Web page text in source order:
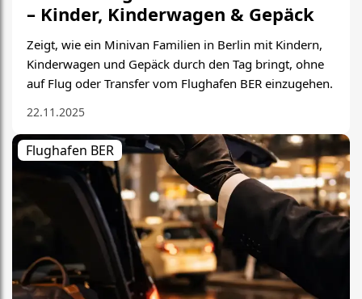
– Kinder, Kinderwagen & Gepäck
Zeigt, wie ein Minivan Familien in Berlin mit Kindern,
Kinderwagen und Gepäck durch den Tag bringt, ohne
auf Flug oder Transfer vom Flughafen BER einzugehen.
22.11.2025
Flughafen BER